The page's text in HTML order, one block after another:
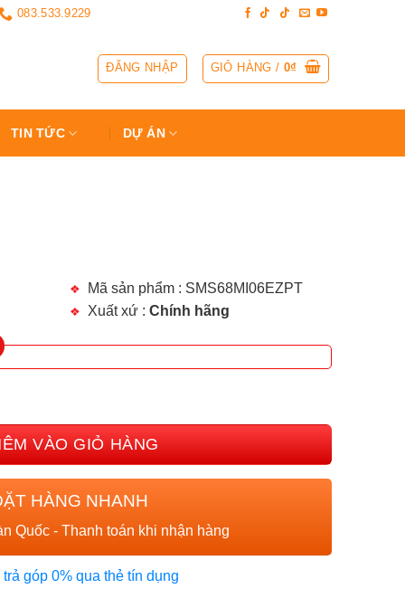
083.533.9229
ĐĂNG NHẬP GIỎ HÀNG / 0₫
TIN TỨC DỰ ÁN
Mã sản phẩm : SMS68MI06EZPT
Xuất xứ : Chính hãng
VÀO GIỎ HÀNG
HÀNG NHANH
Quốc - Thanh toán khi nhận hàng
trả góp 0% qua thẻ tín dụng